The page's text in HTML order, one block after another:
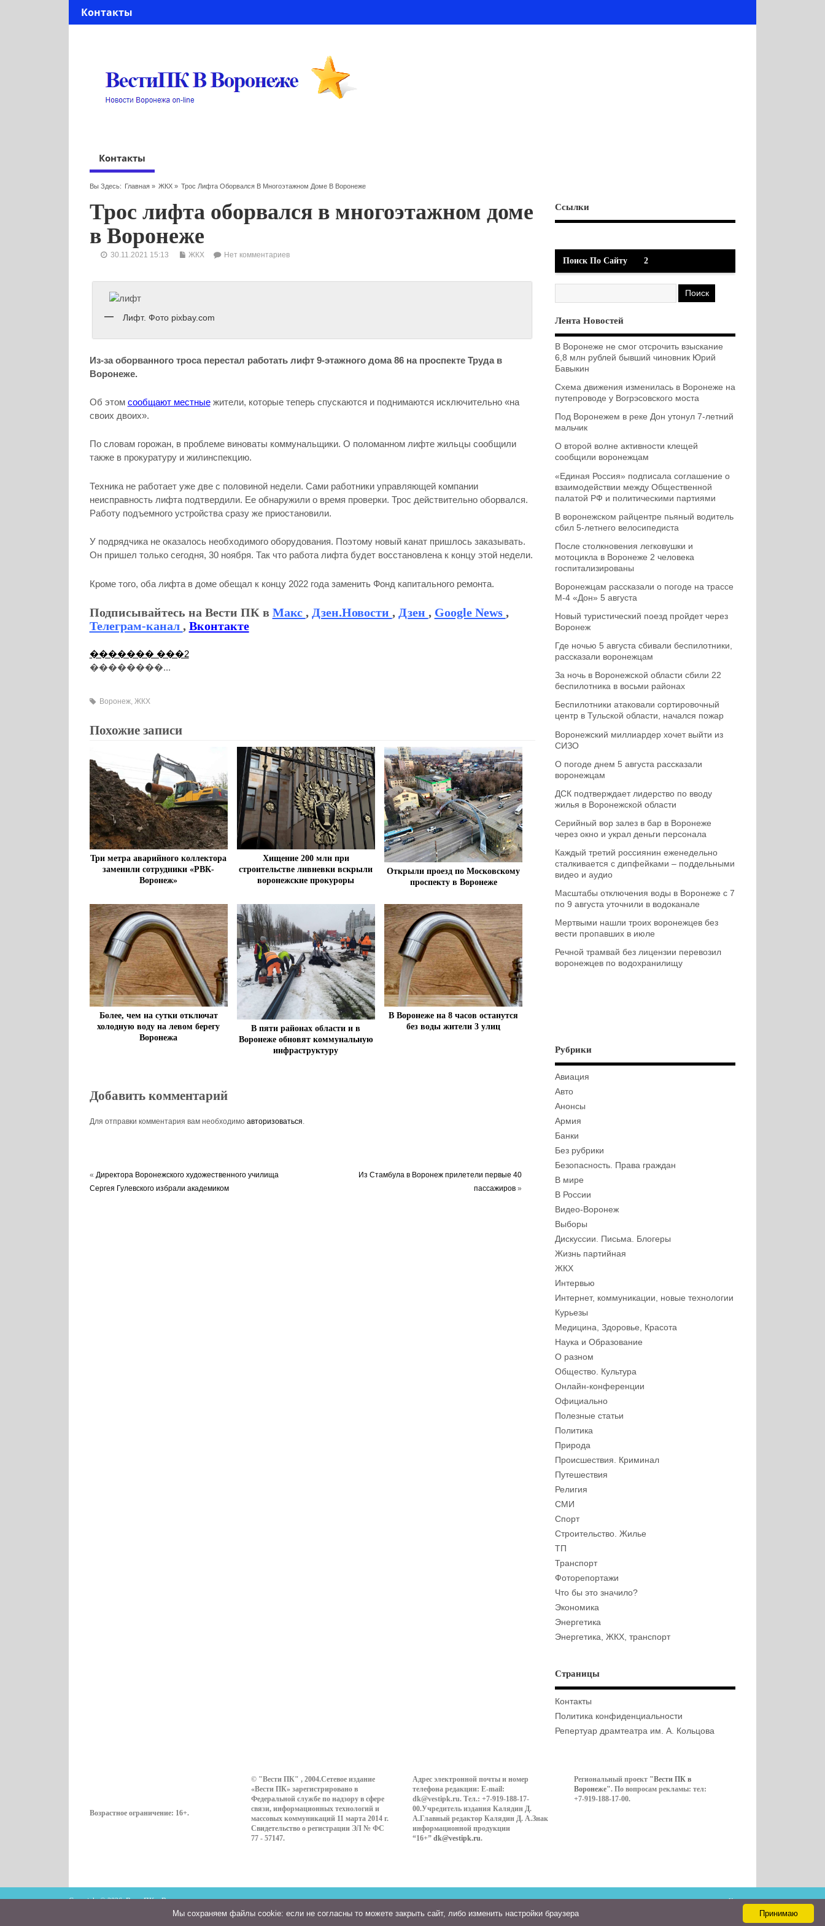
Контакты
Контакты
Вы Здесь: Главная» ЖКХ » Трос Лифта Оборвался В Многоэтажном Доме В Воронеже
Трос лифта оборвался в многоэтажном доме
в Воронеже
30.11.2021 15:13 ЖКХ Нет комментариев
Лифт. Фото pixbay.com
Из-за оборванного троса перестал работать лифт 9-этажного дома 86 на проспекте Труда в
Воронеже.
Об этом сообщают местныежители, которые теперь спускаются и поднимаются исключительно «на
своих двоих».
По словам горожан, в проблеме виноваты коммунальщики. О поломанном лифте жильцы сообщили
также в прокуратуру и жилинспекцию.
Техника не работает уже две с половиной недели. Сами работники управляющей компании
неисправность лифта подтвердили. Ее обнаружили о время проверки. Трос действительно оборвался.
Работу подъемного устройства сразу же приостановили.
У подрядчика не оказалось необходимого оборудования. Поэтому новый канат пришлось заказывать.
Он пришел только сегодня, 30 ноября. Так что работа лифта будет восстановлена к концу этой недели.
Кроме того, оба лифта в доме обещал к концу 2022 года заменить Фонд капитального ремонта.
Подписывайтесь на Вести ПК в Макс , Дзен.Новости , Дзен , Google News ,
Телеграм-канал , Вконтакте
������� ���2
��������...
Воронеж, ЖКХ
Похожие записи
Три метра аварийного коллектора
заменили сотрудники «РВК-
Воронеж»
Хищение 200 млн при
строительстве ливневки вскрыли
воронежские прокуроры
Открыли проезд по Московскому
проспекту в Воронеже
Более, чем на сутки отключат
холодную воду на левом берегу
Воронежа
В пяти районах области и в
Воронеже обновят коммунальную
инфраструктуру
В Воронеже на 8 часов останутся
без воды жители 3 улиц
Добавить комментарий
Для отправки комментария вам необходимо авторизоваться
« Директора Воронежского художественного училища
Сергея Гулевского избрали академиком
Из Стамбула в Воронеж прилетели первые 40
пассажиров »
Ссылки
Поиск По Сайту 2
Лента Новостей
В Воронеже не смог отсрочить взыскание
6,8 млн рублей бывший чиновник Юрий
Бавыкин
Схема движения изменилась в Воронеже на
путепроводе у Вогрэсовского моста
Под Воронежем в реке Дон утонул 7-летний
мальчик
О второй волне активности клещей
сообщили воронежцам
«Единая Россия» подписала соглашение о
взаимодействии между Общественной
палатой РФ и политическими партиями
В воронежском райцентре пьяный водитель
сбил 5-летнего велосипедиста
После столкновения легковушки и
мотоцикла в Воронеже 2 человека
госпитализированы
Воронежцам рассказали о погоде на трассе
М-4 «Дон» 5 августа
Новый туристический поезд пройдет через
Воронеж
Где ночью 5 августа сбивали беспилотники,
рассказали воронежцам
За ночь в Воронежской области сбили 22
беспилотника в восьми районах
Беспилотники атаковали сортировочный
центр в Тульской области, начался пожар
Воронежский миллиардер хочет выйти из
СИЗО
О погоде днем 5 августа рассказали
воронежцам
ДСК подтверждает лидерство по вводу
жилья в Воронежской области
Серийный вор залез в бар в Воронеже
через окно и украл деньги персонала
Каждый третий россиянин еженедельно
сталкивается с дипфейками – поддельными
видео и аудио
Масштабы отключения воды в Воронеже с 7
по 9 августа уточнили в водоканале
Мертвыми нашли троих воронежцев без
вести пропавших в июле
Речной трамвай без лицензии перевозил
воронежцев по водохранилищу
Рубрики
Авиация
Авто
Анонсы
Армия
Банки
Без рубрики
Безопасность. Права граждан
В мире
В России
Видео-Воронеж
Выборы
Дискуссии. Письма. Блогеры
Жизнь партийная
ЖКХ
Интервью
Интернет, коммуникации, новые технологии
Курьезы
Медицина, Здоровье, Красота
Наука и Образование
О разном
Общество. Культура
Онлайн-конференции
Официально
Полезные статьи
Политика
Природа
Происшествия. Криминал
Путешествия
Религия
СМИ
Спорт
Строительство. Жилье
ТП
Транспорт
Фоторепортажи
Что бы это значило?
Экономика
Энергетика
Энергетика, ЖКХ, транспорт
Страницы
Контакты
Политика конфиденциальности
Репертуар драмтеатра им. А. Кольцова
Возрастное ограничение: 16+.
© "Вести ПК" , 2004.Сетевое издание
«Вести ПК» зарегистрировано в
Федеральной службе по надзору в сфере
связи, информационных технологий и
массовых коммуникаций 11 марта 2014 г.
Свидетельство о регистрации ЭЛ № ФС
77 - 57147.
Адрес электронной почты и номер
телефона редакции: E-mail:
dk@vestipk.ru. Тел.: +7-919-188-17-
00.Учредитель издания Калядин Д.
А.Главный редактор Калядин Д. А.Знак
информационной продукции
“16+” dk@vestipk.ru.
Региональный проект "Вести ПК в
Воронеже". По вопросам рекламы: тел:
+7-919-188-17-00.
Copyright © 2026. ВестиПК в Воронеже Контакты
Принимаю
Мы cохраняем файлы cookie: если не согласны то можете закрыть сайт, либо изменить настройки браузера